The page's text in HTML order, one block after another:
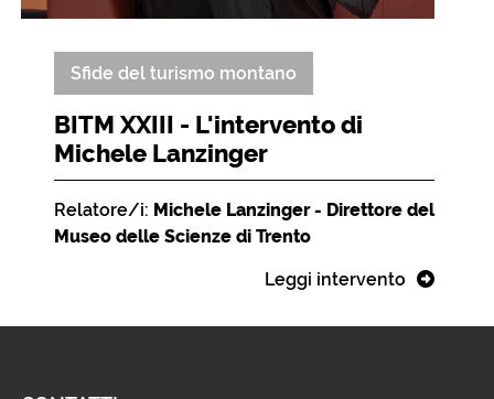
Sfide del turismo montano
BITM XXIII - L'intervento di
Michele Lanzinger
Relatore/i: Michele Lanzinger - Direttore del
Museo delle Scienze di Trento
Leggi intervento